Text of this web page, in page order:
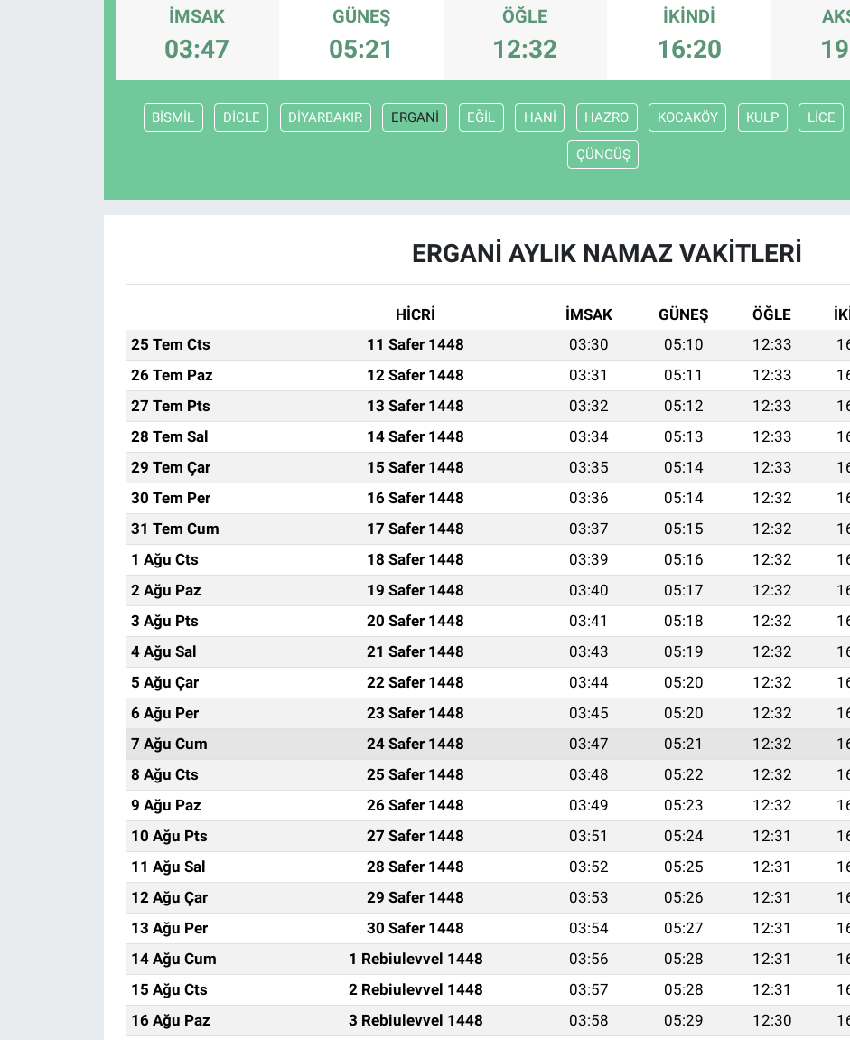
İMSAK
03:47
GÜNEŞ
05:21
ÖĞLE
12:32
İKINDI
16:20
BİSMİL DİCLE DİYARBAKIR ERGANİ EĞİL HANİ HAZRO KOCAKÖY KULP LİCE
ÇÜNGÜŞ
ERGANİ AYLIK NAMAZ VAKITLERI
HİCRİ İMSAK GÜNEŞ ÖĞLE
25 Tem Cts
11 Safer 1448 03:30 05:10 12:33
26 Tem Paz
12 Safer 1448 03:31 05:11 12:33
27 Tem Pts
13 Safer 1448 03:32 05:12 12:33
28 Tem Sal
14 Safer 1448 03:34 05:13 12:33
29 Tem Çar
15 Safer 1448 03:35 05:14 12:33
30 Tem Per
16 Safer 1448 03:36 05:14 12:32
31 Tem Cum
17 Safer 1448 03:37 05:15 12:32
1 Ağu Cts
18 Safer 1448 03:39 05:16 12:32
2 Ağu Paz
19 Safer 1448 03:40 05:17 12:32
3 Ağu Pts
20 Safer 1448 03:41 05:18 12:32
4 Ağu Sal
21 Safer 1448 03:43 05:19 12:32
5 Ağu Çar
22 Safer 1448 03:44 05:20 12:32
6 Ağu Per
23 Safer 1448 03:45 05:20 12:32
7 Ağu Cum
24 Safer 1448 03:47 05:21 12:32
8 Ağu Cts
25 Safer 1448 03:48 05:22 12:32
9 Ağu Paz
26 Safer 1448 03:49 05:23 12:32
10 Ağu Pts
27 Safer 1448 03:51 05:24 12:31
11 Ağu Sal
28 Safer 1448 03:52 05:25 12:31
12 Ağu Çar
29 Safer 1448 03:53 05:26 12:31
13 Ağu Per
30 Safer 1448 03:54 05:27 12:31
14 Ağu Cum
1 Rebiulevvel 1448 03:56 05:28 12:31
15 Ağu Cts
2 Rebiulevvel 1448 03:57 05:28 12:31
16 Ağu Paz
3 Rebiulevvel 1448 03:58 05:29 12:30